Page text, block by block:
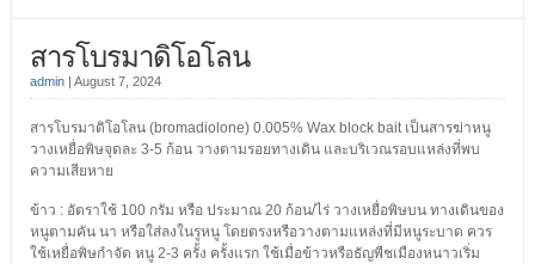
สารโบรมาดิโอโลน
admin| August 7, 2024
สารโบรมาดิโอโลน (bromadiolone) 0.005% Wax block bait เป็นสารฆ่าหนู
วางเหยื่อพิษจุดละ 3-5 ก้อน วางตามรอยทางเดิน และบริเวณรอบแหล่งที่พบ
ความเสียหาย
ข้าว : อัตราใช้ 100 กรัม หรือ ประมาณ 20 ก้อน/ไร่ วางเหยื่อพิษบน ทางเดินของ
หนูตามคัน นา หรือใส่ลงในรูหนู โดยตรงหรือวางตามแหล่งที่มีหนูระบาด ควร
ใช้เหยื่อพิษกำจัด หนู 2-3 ครั้ง ครั้งแรก ใช้เมื่อข้าวหรือธัญพืชเมืองหนาวเริ่ม